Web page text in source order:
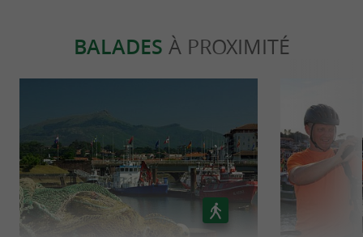
BALADES À PROXIMITÉ